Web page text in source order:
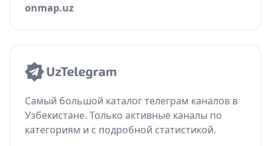
onmap.uz
Самый большой каталог телеграм каналов в
Узбекистане. Только активные каналы по
категориям и с подробной статистикой.